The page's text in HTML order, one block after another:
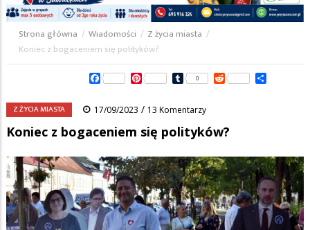
Ścieżka
nawigacyjna
Strona główna / Wiadomości / Z życia miasta /
Koniec z bogaceniem się polityków?
FacebookPinterestTumblr
0 Reddit
Z ŻYCIA MIASTA 17/09/2023 / 13 Komentarzy
Koniec z bogaceniem się polityków?